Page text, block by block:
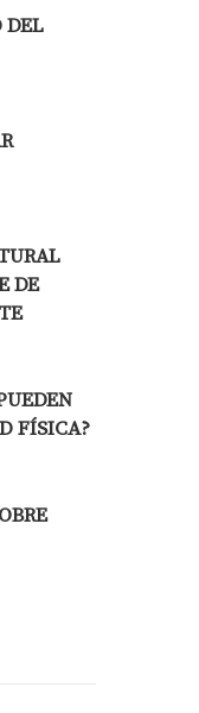
DEL
DE
FÍSICA?